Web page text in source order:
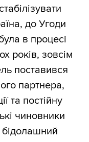
до Угоди
в процесі
років, зовсім
поставився
партнера,
та постійну
чиновники
бідолашний